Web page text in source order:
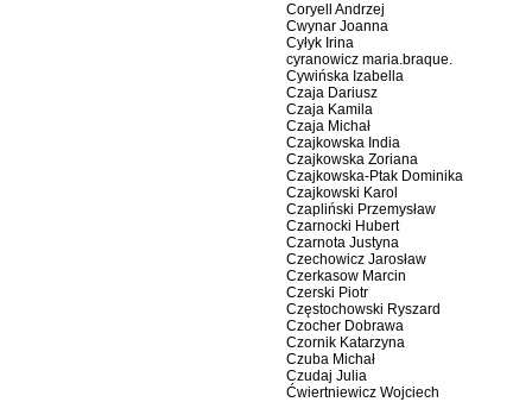
Coryell Andrzej
Cwynar Joanna
Cyłyk Irina
cyranowicz maria.braque.
Cywińska Izabella
Czaja Dariusz
Czaja Kamila
Czaja Michał
Czajkowska India
Czajkowska Zoriana
Czajkowska-Ptak Dominika
Czajkowski Karol
Czapliński Przemysław
Czarnocki Hubert
Czarnota Justyna
Czechowicz Jarosław
Czerkasow Marcin
Czerski Piotr
Częstochowski Ryszard
Czocher Dobrawa
Czornik Katarzyna
Czuba Michał
Czudaj Julia
Ćwiertniewicz Wojciech